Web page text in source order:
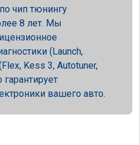
чип тюнингу
8 лет. Мы
(Launch,
Kess 3, Autotuner,
гарантирует
вашего авто.